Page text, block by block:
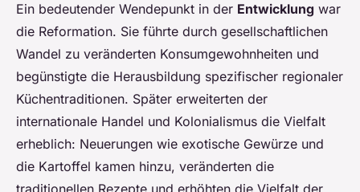
Ein bedeutender Wendepunkt in der Entwicklung war
die Reformation. Sie führte durch gesellschaftlichen
Wandel zu veränderten Konsumgewohnheiten und
begünstigte die Herausbildung spezifischer regionaler
Küchentraditionen. Später erweiterten der
internationale Handel und Kolonialismus die Vielfalt
erheblich: Neuerungen wie exotische Gewürze und
die Kartoffel kamen hinzu, veränderten die